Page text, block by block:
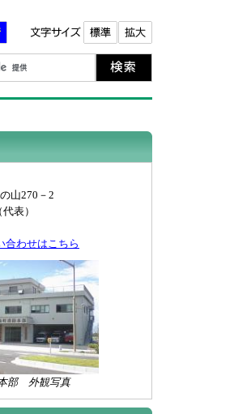
山270－2
表）
合わせはこちら
部 外観写真